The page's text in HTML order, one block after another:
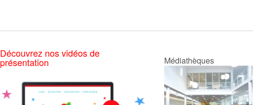
Découvrez nos vidéos de
présentation Médiathèques